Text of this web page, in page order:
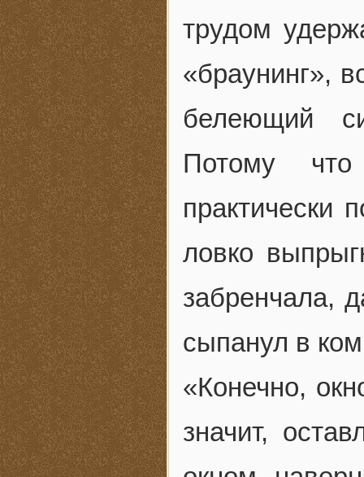
трудом
«браунинг»,
белеющий
Потому
практически
ловко
забренчала,
сыпанул в
«Конечно,
значит,